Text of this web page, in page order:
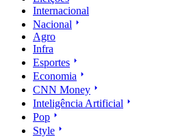
Internacional
Nacional
Agro
Infra
Esportes
Economia
CNN Money
Inteligência Artificial
Pop
Style